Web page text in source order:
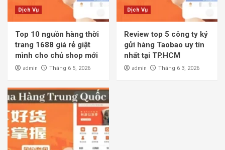
Dịch Vụ
Top 10 nguồn hàng thời
trang 1688 giá rẻ giật
mình cho chủ shop mới
admin Tháng 6 5, 2026
Dịch Vụ
Review top 5 công ty ký
gửi hàng Taobao uy tín
nhất tại TP.HCM
admin Tháng 6 3, 2026